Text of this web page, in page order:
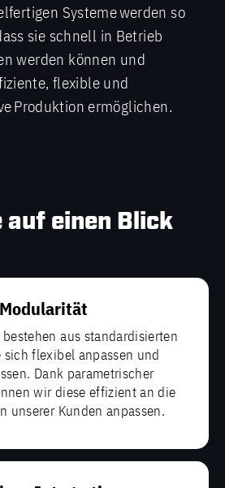
Systeme werden so
sie schnell in Betrieb
werden können und
flexible und
Produktion ermöglichen.
einen Blick
Modularität
bestehen aus standardisierten
sich flexibel anpassen und
Dank parametrischer
wir diese effizient an die
unserer Kunden anpassen.